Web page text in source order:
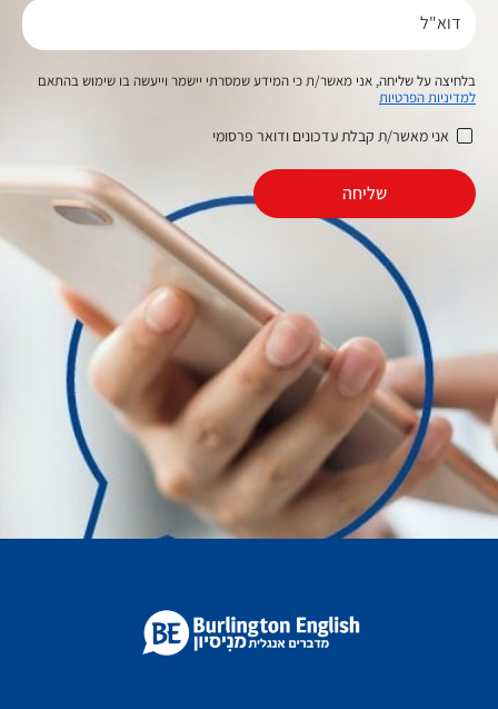
דוא"ל
בלחיצה על שליחה, אני מאשר/ת כי המידע שמסרתי יישמר וייעשה בו שימוש בהתאם
למדיניות הפרטיות
אני מאשר/ת קבלת עדכונים ודואר פרסומי
שליחה